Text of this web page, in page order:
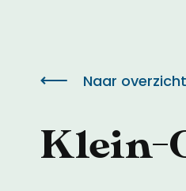
Klein-
Naar overzicht